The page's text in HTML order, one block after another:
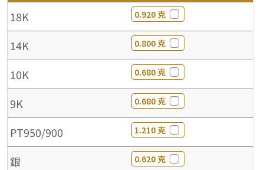
18K 0.920 克
14K 0.800 克
10K 0.680 克
9K 0.680 克
PT950/900 1.210 克
銀 0.620 克